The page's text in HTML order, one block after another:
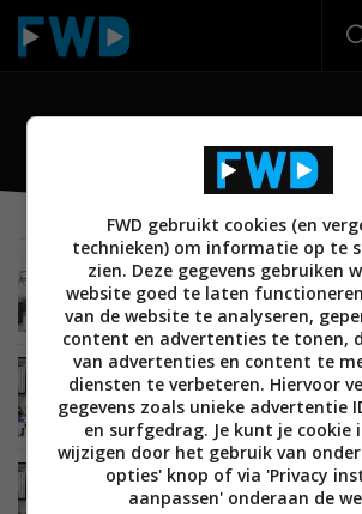
Play:5
BEELD 29 NOVEMBER 2016
Review: Sonos PLAY:1,
29 OKTOBER 2015
Sonos start pre-orders
AUDIO 29 SEPTEMBER 2015
Sonos introduceert Trueplay
FWD gebruikt cookies (en
technieken) om informatie op te
zien. Deze gegevens gebruiken
website goed te laten
van de website te analyseren,
content en advertenties te tonen,
van advertenties en content te
diensten te verbeteren. Hiervoor
gegevens zoals unieke advertentie
en surfgedrag. Je kunt je cookie
wijzigen door het gebruik van
opties' knop of via 'Privacy
aanpassen' onderaan de